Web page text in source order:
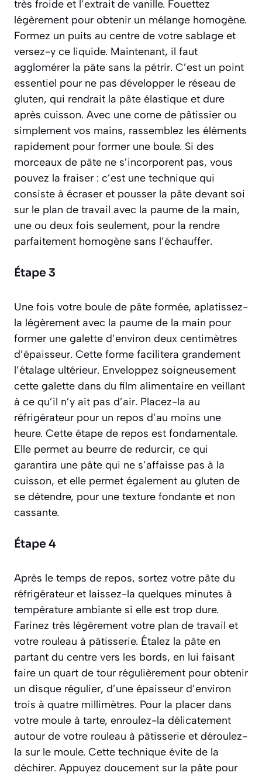
très froide et l’extrait de vanille. Fouettez
légèrement pour obtenir un mélange homogène.
Formez un puits au centre de votre sablage et
versez-y ce liquide. Maintenant, il faut
agglomérer la pâte sans la pétrir. C’est un point
essentiel pour ne pas développer le réseau de
gluten, qui rendrait la pâte élastique et dure
après cuisson. Avec une corne de pâtissier ou
simplement vos mains, rassemblez les éléments
rapidement pour former une boule. Si des
morceaux de pâte ne s’incorporent pas, vous
pouvez la fraiser : c’est une technique qui
consiste à écraser et pousser la pâte devant soi
sur le plan de travail avec la paume de la main,
une ou deux fois seulement, pour la rendre
parfaitement homogène sans l’échauffer.
Étape 3
Une fois votre boule de pâte formée, aplatissez-
la légèrement avec la paume de la main pour
former une galette d’environ deux centimètres
d’épaisseur. Cette forme facilitera grandement
l’étalage ultérieur. Enveloppez soigneusement
cette galette dans du film alimentaire en veillant
à ce qu’il n’y ait pas d’air. Placez-la au
réfrigérateur pour un repos d’au moins une
heure. Cette étape de repos est fondamentale.
Elle permet au beurre de redurcir, ce qui
garantira une pâte qui ne s’affaisse pas à la
cuisson, et elle permet également au gluten de
se détendre, pour une texture fondante et non
cassante.
Étape 4
Après le temps de repos, sortez votre pâte du
réfrigérateur et laissez-la quelques minutes à
température ambiante si elle est trop dure.
Farinez très légèrement votre plan de travail et
votre rouleau à pâtisserie. Étalez la pâte en
partant du centre vers les bords, en lui faisant
faire un quart de tour régulièrement pour obtenir
un disque régulier, d’une épaisseur d’environ
trois à quatre millimètres. Pour la placer dans
votre moule à tarte, enroulez-la délicatement
autour de votre rouleau à pâtisserie et déroulez-
la sur le moule. Cette technique évite de la
déchirer. Appuyez doucement sur la pâte pour